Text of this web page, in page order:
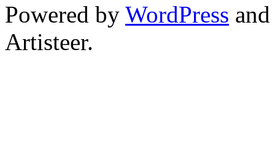
Powered by WordPress and
Artisteer.